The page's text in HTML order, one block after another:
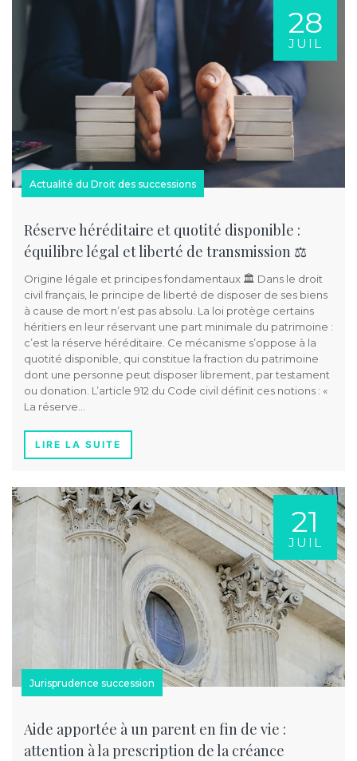
28
JUIL
Actualité du Droit des successions
Réserve héréditaire et quotité disponible :
équilibre légal et liberté de transmission ⚖️
Origine légale et principes fondamentaux 🏛️ Dans le droit
civil français, le principe de liberté de disposer de ses biens
à cause de mort n’est pas absolu. La loi protège certains
héritiers en leur réservant une part minimale du patrimoine :
c’est la réserve héréditaire. Ce mécanisme s’oppose à la
quotité disponible, qui constitue la fraction du patrimoine
dont une personne peut disposer librement, par testament
ou donation. L’article 912 du Code civil définit ces notions : «
La réserve…
LIRE LA SUITE
21
JUIL
Jurisprudence succession
Aide apportée à un parent en fin de vie :
attention à la prescription de la créance